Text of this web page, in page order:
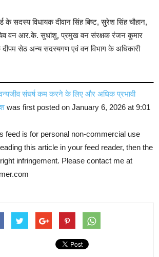
के सदस्य विधायक दीवान सिंह बिष्ट, सुरेश सिंह चौहान,
वन आर.के. सुधांशु, प्रमुख वन संरक्षक रंजन कुमार
सेठ अन्य सदस्यगण एवं वन विभाग के अधिकारी
संघर्ष कम करने के लिए और अधिक प्रभावी
was first posted on January 6, 2026 at 9:01
feed is for personal non-commercial use
this article in your feed reader, then the
infringement. Please contact me at